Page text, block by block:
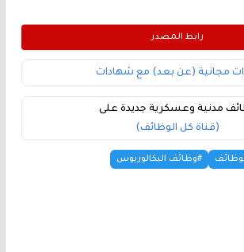
رابط المصدر
مجانية (عن بعد) مع شهادات
مدنية وعسكرية جديدة على
(قناة كل الوظائف)
#وظائف البكالوريوس